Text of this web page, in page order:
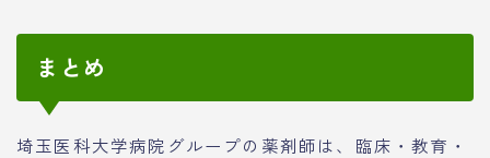
まとめ
埼玉医科大学病院グループの薬剤師は、臨床・教育・